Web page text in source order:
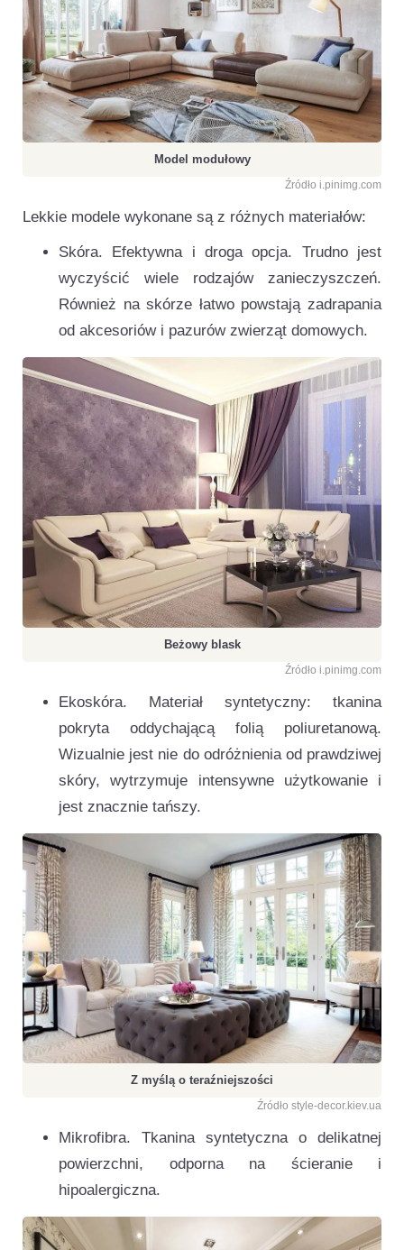
Model modułowy
Źródło i.pinimg.com
Lekkie modele wykonane są z różnych materiałów:
Skóra. Efektywna i droga opcja. Trudno jest
wyczyścić wiele rodzajów zanieczyszczeń.
Również na skórze łatwo powstają zadrapania
od akcesoriów i pazurów zwierząt domowych.
Beżowy blask
Źródło i.pinimg.com
Ekoskóra. Materiał syntetyczny: tkanina
pokryta oddychającą folią poliuretanową.
Wizualnie jest nie do odróżnienia od prawdziwej
skóry, wytrzymuje intensywne użytkowanie i
jest znacznie tańszy.
Z myślą o teraźniejszości
Źródło style-decor.kiev.ua
Mikrofibra. Tkanina syntetyczna o delikatnej
powierzchni, odporna na ścieranie i
hipoalergiczna.